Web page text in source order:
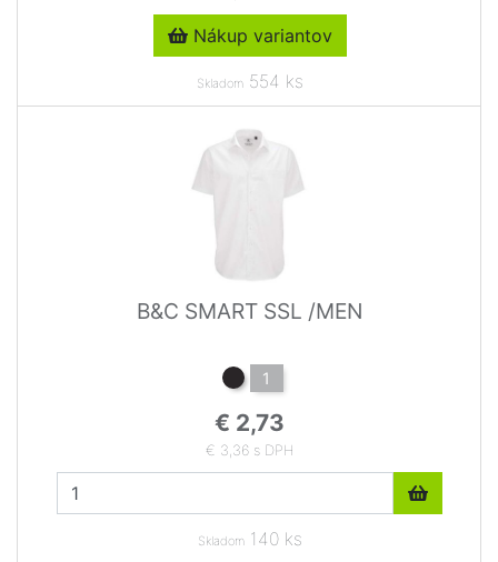
Nákup variantov
Skladom554 ks
B&C SMART SSL /MEN
1
€ 2,73
€ 3,36 s DPH
Skladom140 ks